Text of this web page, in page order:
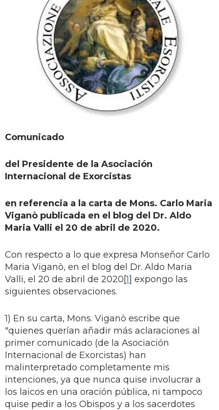
Comunicado
del Presidente de la Asociación
Internacional de Exorcistas
en referencia a la carta de Mons. Carlo Maria
Viganò publicada en el blog del Dr. Aldo
Maria Valli el 20 de abril de 2020.
Con respecto a lo que expresa Monseñor Carlo
Maria Viganò, en el blog del Dr. Aldo Maria
Valli, el 20 de abril de 2020[1] expongo las
siguientes observaciones.
1) En su carta, Mons. Viganò escribe que
"quienes querían añadir más aclaraciones al
primer comunicado (de la Asociación
Internacional de Exorcistas) han
malinterpretado completamente mis
intenciones, ya que nunca quise involucrar a
los laicos en una oración pública, ni tampoco
quise pedir a los Obispos y a los sacerdotes